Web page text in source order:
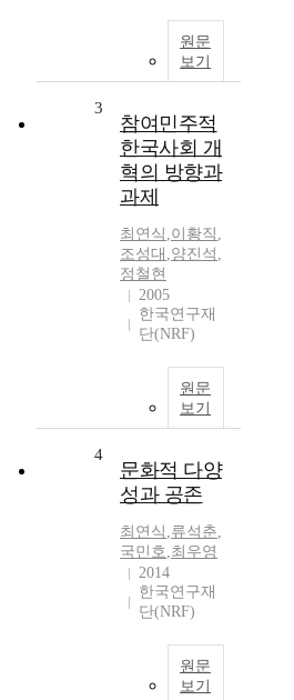
원문
보기
3
참여민주적
한국사회 개
혁의 방향과
과제
최연식 ,이황직 ,
조성대 ,양진석 ,
정철현
2005
한국연구재
단(NRF)
원문
보기
4
문화적 다양
성과 공존
최연식 ,류석춘,
국민호,최우영
2014
한국연구재
단(NRF)
원문
보기